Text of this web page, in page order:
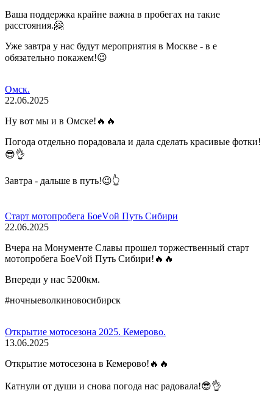
Ваша поддержка крайне важна в пробегах на такие
расстояния.🤗
Уже завтра у нас будут мероприятия в Москве - в е
обязательно покажем!😉
Омск.
22.06.2025
Ну вот мы и в Омске!🔥🔥
Погода отдельно порадовала и дала сделать красивые фотки!
😎👌
Завтра - дальше в путь!😉👆
Старт мотопробега БоеVой Путь Сибири
22.06.2025
Вчера на Монументе Славы прошел торжественный старт
мотопробега БоеVой Путь Сибири!🔥🔥
Впереди у нас 5200км.
#ночныеволкиновосибирск
Открытие мотосезона 2025. Кемерово.
13.06.2025
Открытие мотосезона в Кемерово!🔥🔥
Катнули от души и снова погода нас радовала!😎👌